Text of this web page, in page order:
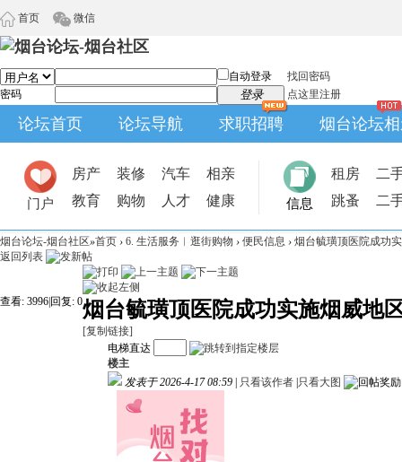
首页 微信
自动登录
找回密码
密码
登录 点这里注册
论坛首页 论坛导航 求职招聘 烟台论坛
门户
房产 装修 汽车
相亲
教育
购物 人才 健康 信息
租房
二
跳蚤
二
烟台论坛-烟台社区»首页 › 6. 生活服务︱逛街购物 › 便民信息 › 烟台毓璜顶医院成功
返回列表
查看: 3996 回复: 0烟台毓璜顶医院成功实施烟威地
[复制链接]
电梯直达
楼主
发表于 2026-4-17 08:59
只看该作者 只看大图